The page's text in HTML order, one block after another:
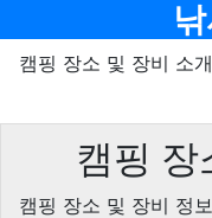
캠핑 장소 및 장비 소개
캠핑 장
캠핑 장소 및 장비 정